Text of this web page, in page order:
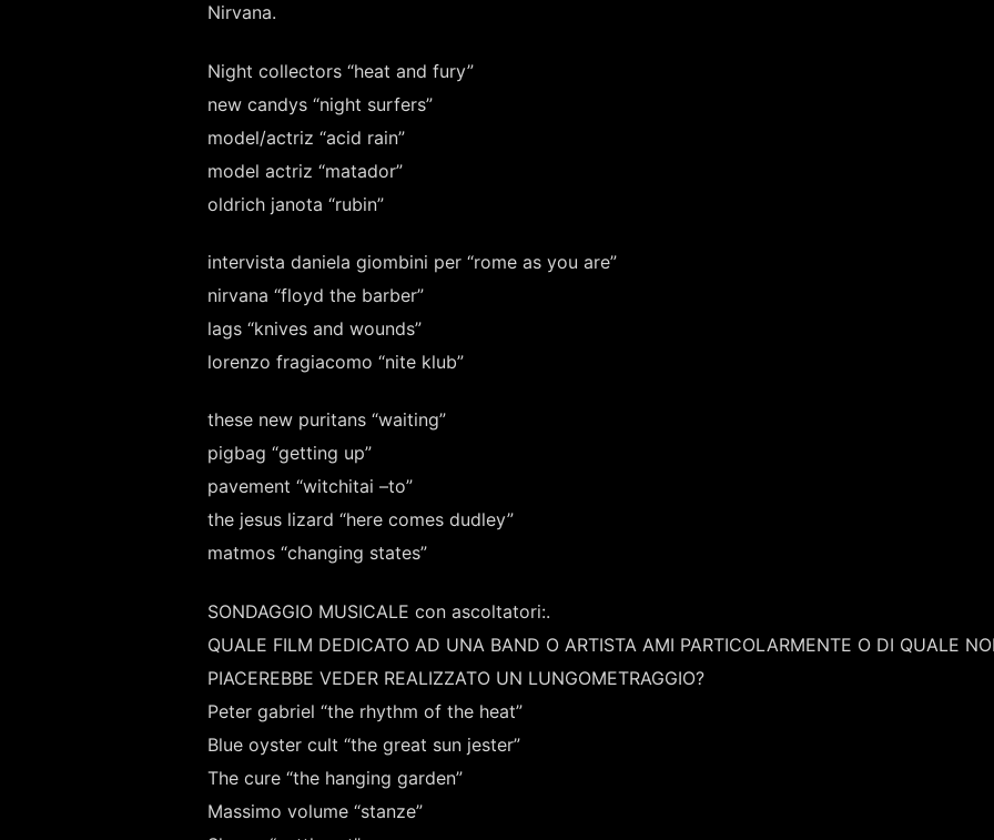
Nirvana.
Night collectors “heat and fury”
new candys “night surfers”
model/actriz “acid rain”
model actriz “matador”
oldrich janota “rubin”
intervista daniela giombini per “rome as you are”
nirvana “floyd the barber”
lags “knives and wounds”
lorenzo fragiacomo “nite klub”
these new puritans “waiting”
pigbag “getting up”
pavement “witchitai –to”
the jesus lizard “here comes dudley”
matmos “changing states”
SONDAGGIO MUSICALE con ascoltatori:.
QUALE FILM DEDICATO AD UNA BAND O ARTISTA AMI PARTICOLARMENTE O DI QUALE
PIACEREBBE VEDER REALIZZATO UN LUNGOMETRAGGIO?
Peter gabriel “the rhythm of the heat”
Blue oyster cult “the great sun jester”
The cure “the hanging garden”
Massimo volume “stanze”